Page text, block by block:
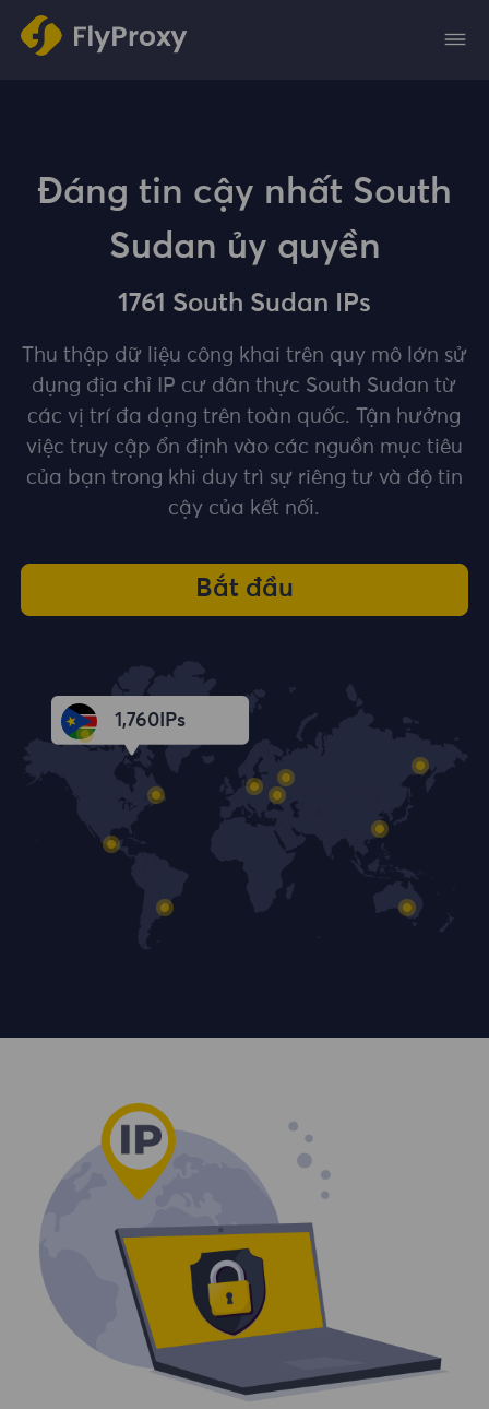
Đáng tin cậy nhất South
Sudan ủy quyền
1761 South Sudan IPs
Thu thập dữ liệu công khai trên quy mô lớn sử
dụng địa chỉ IP cư dân thực South Sudan từ
các vị trí đa dạng trên toàn quốc. Tận hưởng
việc truy cập ổn định vào các nguồn mục tiêu
của bạn trong khi duy trì sự riêng tư và độ tin
cậy của kết nối.
Bắt đầu
1,761IPs